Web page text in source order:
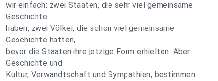
wir einfach: zwei Staaten, die sehr viel gemeinsame
Geschichte
haben, zwei Völker, die schon viel gemeinsame
Geschichte hatten,
bevor die Staaten ihre jetzige Form erhielten. Aber
Geschichte und
Kultur, Verwandtschaft und Sympathien, bestimmen